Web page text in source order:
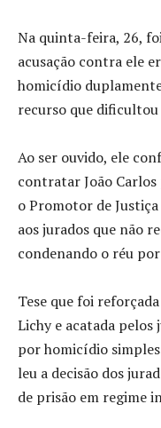
Na quinta-feira, 26,
acusação contra ele
homicídio
recurso que
Ao ser ouvido, ele
contratar João
o Promotor de
aos jurados que não
condenando o réu
Tese que foi
Lichy e acatada pelos
por homicídio
leu a decisão dos
de prisão em regime